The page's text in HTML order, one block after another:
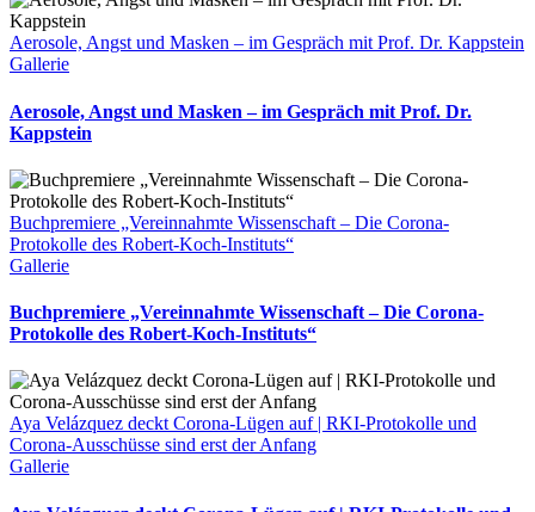
Aerosole, Angst und Masken – im Gespräch mit Prof. Dr. Kappstein
Gallerie
Aerosole, Angst und Masken – im Gespräch mit Prof. Dr.
Kappstein
Buchpremiere „Vereinnahmte Wissenschaft – Die Corona-
Protokolle des Robert-Koch-Instituts“
Gallerie
Buchpremiere „Vereinnahmte Wissenschaft – Die Corona-
Protokolle des Robert-Koch-Instituts“
Aya Velázquez deckt Corona-Lügen auf | RKI-Protokolle und
Corona-Ausschüsse sind erst der Anfang
Gallerie